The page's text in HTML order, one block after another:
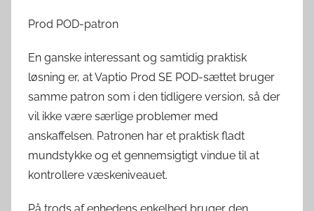
Prod POD-patron
En ganske interessant og samtidig praktisk
løsning er, at Vaptio Prod SE POD-sættet bruger
samme patron som i den tidligere version, så der
vil ikke være særlige problemer med
anskaffelsen. Patronen har et praktisk fladt
mundstykke og et gennemsigtigt vindue til at
kontrollere væskeniveauet.